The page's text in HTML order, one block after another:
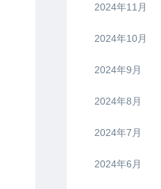
2024年11月
2024年10月
2024年9月
2024年8月
2024年7月
2024年6月